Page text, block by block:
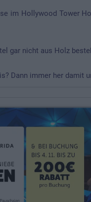
im Hollywood Tower
gar nicht aus Holz
Dann immer her damit